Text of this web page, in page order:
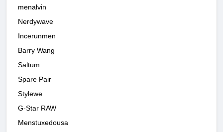
menalvin
Nerdywave
Incerunmen
Barry Wang
Saltum
Spare Pair
Stylewe
G-Star RAW
Menstuxedousa